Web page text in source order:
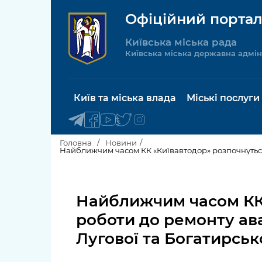
Офіційний
Київська міська рада
Київська міська державна
Київ та міська влада
Київська міська рада
Про Київ
Міські послуги
Пільги,
Головна
Новини
Найближчим часом КК
роботи до ремонту
Лугової та